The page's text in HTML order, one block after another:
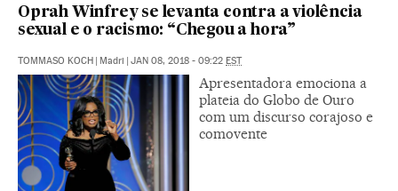
Oprah Winfrey se levanta contra a violência
sexual e o racismo: “Chegou a hora”
TOMMASO KOCH | Madri | JAN 08, 2018 - 09:22 EST
Apresentadora emociona a
plateia do Globo de Ouro
com um discurso corajoso e
comovente